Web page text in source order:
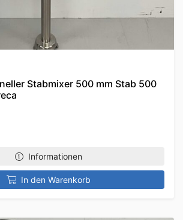
Stabmixer 500 mm Stab 500
Informationen
In den Warenkorb